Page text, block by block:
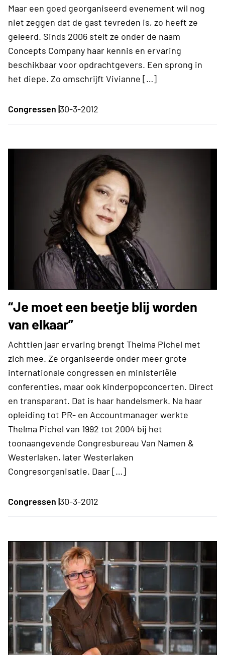
Maar een goed georganiseerd evenement wil nog
niet zeggen dat de gast tevreden is, zo heeft ze
geleerd. Sinds 2006 stelt ze onder de naam
Concepts Company haar kennis en ervaring
beschikbaar voor opdrachtgevers. Een sprong in
het diepe. Zo omschrijft Vivianne […]
Congressen |30-3-2012
“Je moet een beetje blij worden
van elkaar”
Achttien jaar ervaring brengt Thelma Pichel met
zich mee. Ze organiseerde onder meer grote
internationale congressen en ministeriële
conferenties, maar ook kinderpopconcerten. Direct
en transparant. Dat is haar handelsmerk. Na haar
opleiding tot PR- en Accountmanager werkte
Thelma Pichel van 1992 tot 2004 bij het
toonaangevende Congresbureau Van Namen &
Westerlaken, later Westerlaken
Congresorganisatie. Daar […]
Congressen |30-3-2012